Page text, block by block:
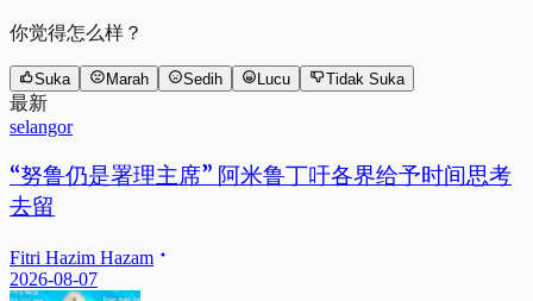
你觉得怎么样？
Suka Marah Sedih Lucu Tidak Suka
最新
selangor
“努鲁仍是署理主席” 阿米鲁丁吁各界给予时间思考
去留
Fitri Hazim Hazam
2026-08-07